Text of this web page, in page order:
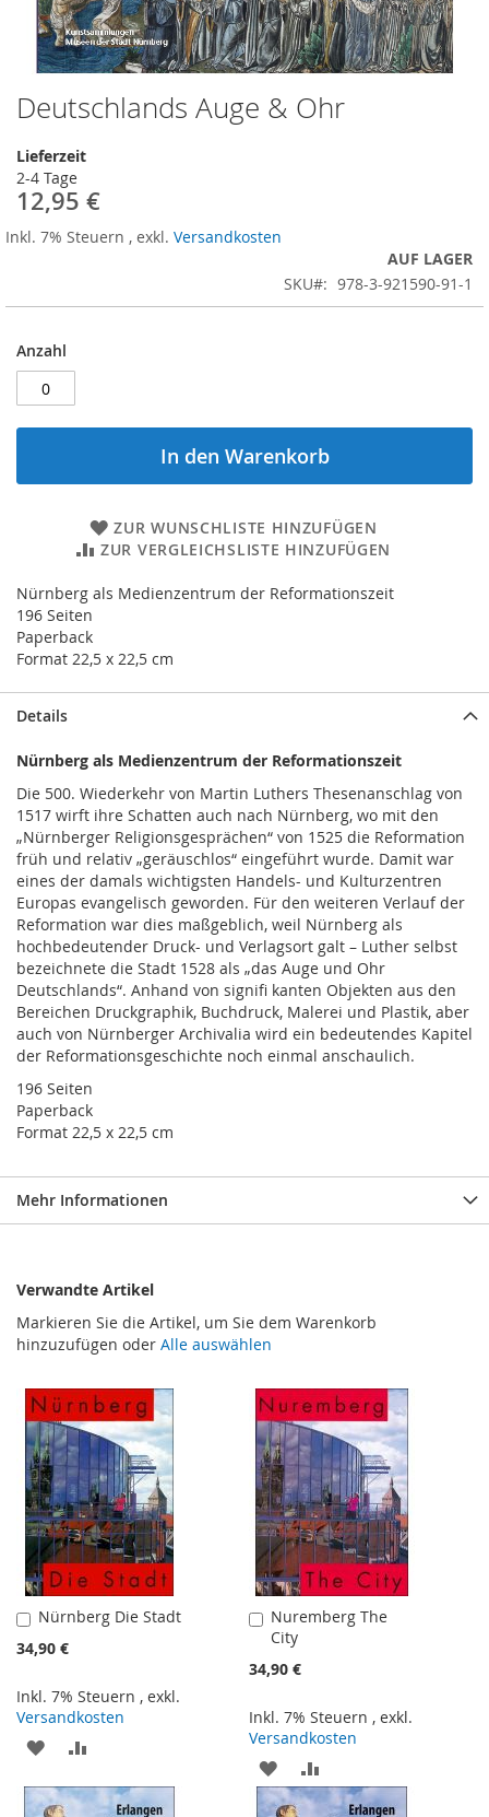
Zum
Anfang
der
Bildergalerie
springen
Deutschlands Auge & Ohr
Lieferzeit
2-4 Tage
12,95 €
Inkl. 7% Steuern , exkl. Versandkosten
AUF LAGER
SKU
978-3-921590-91-1
Anzahl
In den Warenkorb
ZUR WUNSCHLISTE HINZUFÜGEN
ZUR VERGLEICHSLISTE HINZUFÜGEN
Nürnberg als Medienzentrum der Reformationszeit
196 Seiten
Paperback
Format 22,5 x 22,5 cm
Details
Nürnberg als Medienzentrum der Reformationszeit
Die 500. Wiederkehr von Martin Luthers Thesenanschlag von
1517 wirft ihre Schatten auch nach Nürnberg, wo mit den
„Nürnberger Religionsgesprächen“ von 1525 die Reformation
früh und relativ „geräuschlos“ eingeführt wurde. Damit war
eines der damals wichtigsten Handels- und Kulturzentren
Europas evangelisch geworden. Für den weiteren Verlauf der
Reformation war dies maßgeblich, weil Nürnberg als
hochbedeutender Druck- und Verlagsort galt – Luther selbst
bezeichnete die Stadt 1528 als „das Auge und Ohr
Deutschlands“. Anhand von signifi kanten Objekten aus den
Bereichen Druckgraphik, Buchdruck, Malerei und Plastik, aber
auch von Nürnberger Archivalia wird ein bedeutendes Kapitel
der Reformationsgeschichte noch einmal anschaulich.
196 Seiten
Paperback
Format 22,5 x 22,5 cm
Mehr Informationen
Verwandte Artikel
Markieren Sie die Artikel, um Sie dem Warenkorb
hinzuzufügen oder Alle auswählen
Nürnberg Die Stadt
34,90 €
Inkl. 7% Steuern , exkl.
Versandkosten
In
den
Warenkorb
ZUR
WUNSCHLISTE
VERGLEICHSLISTE
Nuremberg The
City
34,90 €
Inkl. 7% Steuern ,exkl.
Versandkosten
In
den
Warenkorb
ZUR
WUNSCHLISTE
VERGLEICHSLISTE